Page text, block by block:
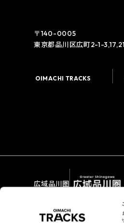
〒140-0005
東京都品川区広町2-1-
OIMACHI TRACKS
広域品川圏